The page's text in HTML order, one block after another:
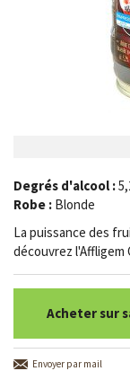
Degrés d'alcool :
Robe : Blonde
La puissance des
découvrez
Acheter sur
Envoyer par mail